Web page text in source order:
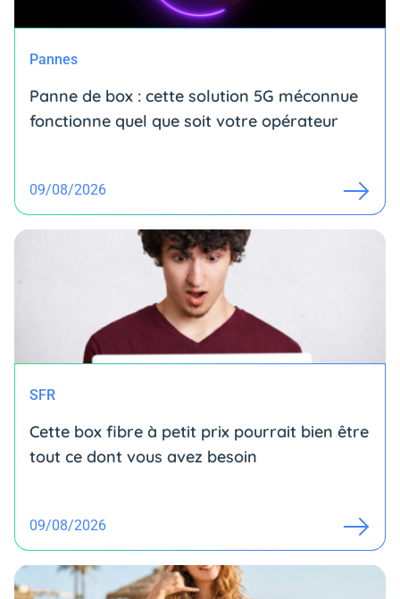
Pannes
Panne de box : cette solution 5G méconnue
fonctionne quel que soit votre opérateur
09/08/2026
SFR
Cette box fibre à petit prix pourrait bien être
tout ce dont vous avez besoin
09/08/2026